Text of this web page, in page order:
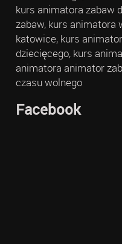
kurs animatora zabaw
zabaw, kurs animatora
katowice, kurs
dziecięcego, kurs
animatora animator
czasu wolnego
Facebook